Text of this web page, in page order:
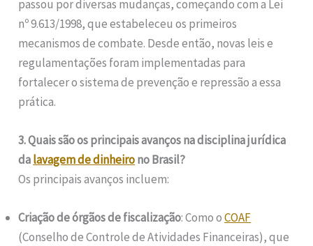
passou por diversas mudanças, começando com a Lei
nº 9.613/1998, que estabeleceu os primeiros
mecanismos de combate. Desde então, novas leis e
regulamentações foram implementadas para
fortalecer o sistema de prevenção e repressão a essa
prática.
3. Quais são os principais avanços na disciplina jurídica
dalavagem de dinheirono Brasil?
Os principais avanços incluem:
Criação de órgãos de fiscalização: Como oCOAF
(Conselho de Controle de Atividades Financeiras), que